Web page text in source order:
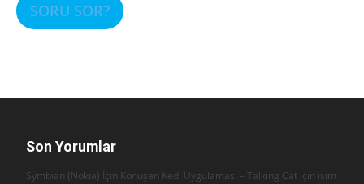
SORU SOR?
Son Yorumlar
Symbian (Nokia) İçin Konuşan Kedi Uygulaması – Talking Cat için isim